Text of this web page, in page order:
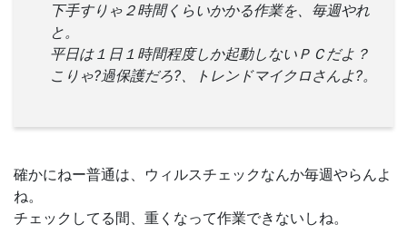
下手すりゃ２時間くらいかかる作業を、毎週やれ
と。
平日は１日１時間程度しか起動しないＰＣだよ？
こりゃ?過保護だろ?、トレンドマイクロさんよ?。
確かにねー普通は、ウィルスチェックなんか毎週やらんよ
ね。
チェックしてる間、重くなって作業できないしね。